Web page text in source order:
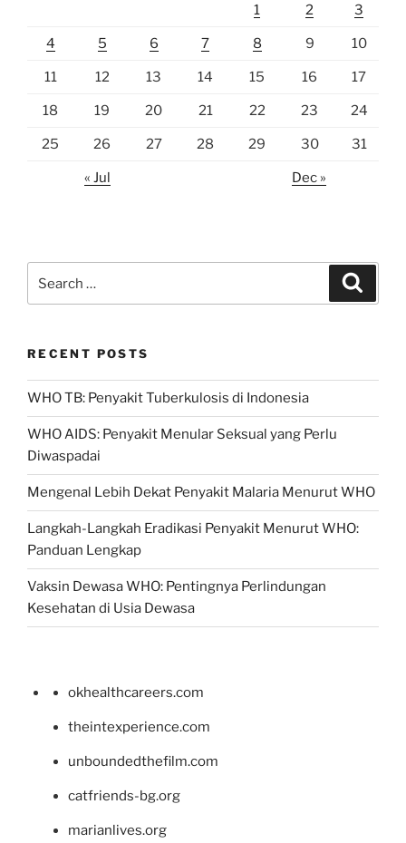
1 2 3
4 5 6 7 8 9 10
11 12 13 14 15 16 17
18 19 20 21 22 23 24
25 26 27 28 29 30 31
« Jul Dec »
for:
RECENT POSTS
WHO TB: Penyakit Tuberkulosis di Indonesia
WHO AIDS: Penyakit Menular Seksual yang Perlu
Diwaspadai
Mengenal Lebih Dekat Penyakit Malaria Menurut WHO
Langkah-Langkah Eradikasi Penyakit Menurut WHO:
Panduan Lengkap
Vaksin Dewasa WHO: Pentingnya Perlindungan
Kesehatan di Usia Dewasa
okhealthcareers.com
theintexperience.com
unboundedthefilm.com
catfriends-bg.org
marianlives.org